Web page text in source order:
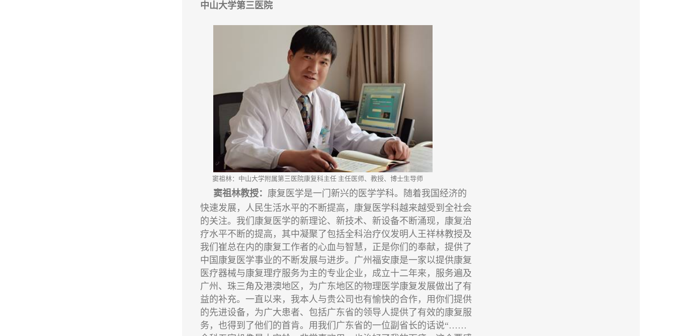
中山大学第三医院
窦祖林： 中山大学附属第三医院康复科主任 主任医师、 教授、 博士生导师
窦祖林教授： 康复医学是一门新兴的医学学科。随着我国经济的
快速发展，人民生活水平的不断提高，康复医学科越来越受到全社会
的关注。我们康复医学的新理论、新技术、新设备不断涌现，康复治
疗水平不断的提高，其中凝聚了包括全科治疗仪发明人王祥林教授及
我们崔总在内的康复工作者的心血与智慧，正是你们的奉献，提供了
中国康复医学事业的不断发展与进步。广州福安康是一家以提供康复
医疗器械与康复理疗服务为主的专业企业，成立十二年来，服务遍及
广州、珠三角及港澳地区，为广东地区的物理医学康复发展做出了有
益的补充。一直以来，我本人与贵公司也有愉快的合作，用你们提供
的先进设备，为广大患者、包括广东省的领导人提供了有效的康复服
务，也得到了他们的首肯。用我们广东省的一位副省长的话说“……